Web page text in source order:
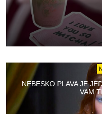
NEBESKO PLAVA JE
VAM